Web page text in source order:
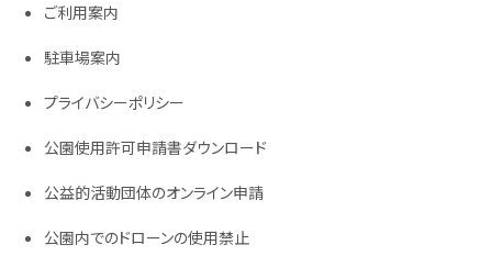
ご利用案内
駐車場案内
プライバシーポリシー
公園使用許可申請書ダウンロード
公益的活動団体のオンライン申請
公園内でのドローンの使用禁止